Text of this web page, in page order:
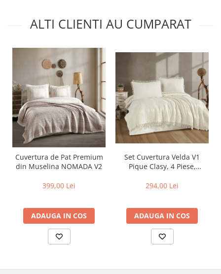
ALTI CLIENTI AU CUMPARAT
Cuvertura de Pat Premium
din Muselina NOMADA V2
399,00 Lei
ADAUGA IN COS
Set Cuvertura Velda V1
Pique Clasy, 4 Piese,
Ciucuri
294,00 Lei
ADAUGA IN COS